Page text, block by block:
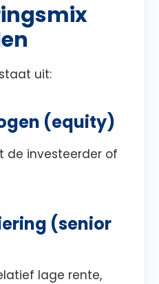
uit:
(equity)
de investeerder of
(senior
lage rente,